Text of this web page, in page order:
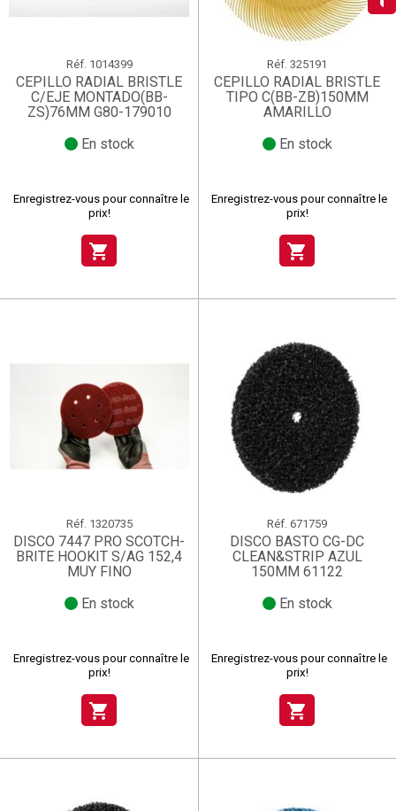
add_circle_outline
Créer une nouvelle liste
Annuler Créer une liste d'envies
((deleteText))Connexion
((cancelText)) (( actionText ))
((cancelText)) ((renameText))
Réf. 1014399
CEPILLO RADIAL BRISTLE
C/EJE MONTADO(BB-
ZS)76MM G80-179010
En stock
Enregistrez-vous pour connaître le
prix!
shopping_cart
Réf. 325191
CEPILLO RADIAL BRISTLE
TIPO C(BB-ZB)150MM
AMARILLO
En stock
Enregistrez-vous pour connaître le
prix!
shopping_cart
Réf. 1320735
DISCO 7447 PRO SCOTCH-
BRITE HOOKIT S/AG 152,4
MUY FINO
En stock
Enregistrez-vous pour connaître le
prix!
shopping_cart
Réf. 671759
DISCO BASTO CG-DC
CLEAN&STRIP AZUL
150MM 61122
En stock
Enregistrez-vous pour connaître le
prix!
shopping_cart